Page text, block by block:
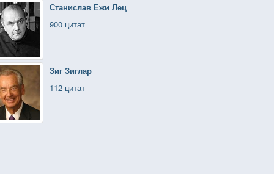
Станислав Ежи Лец
900 цитат
Зиг Зиглар
112 цитат